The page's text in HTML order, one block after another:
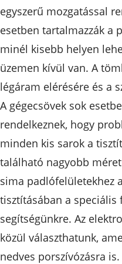
egyszerű mozgatással
esetben tartalmazzák a
minél kisebb helyen
üzemen kívül van. A
légáram elérésére és a
A gégecsövek sok
rendelkeznek, hogy
minden kis sarok a
található nagyobb
sima padlófelületekhez
tisztításában a speciális
segítségünkre. Az
közül választhatunk,
nedves porszívózásra